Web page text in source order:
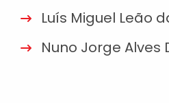
Luís Miguel Leão
Nuno Jorge Alves